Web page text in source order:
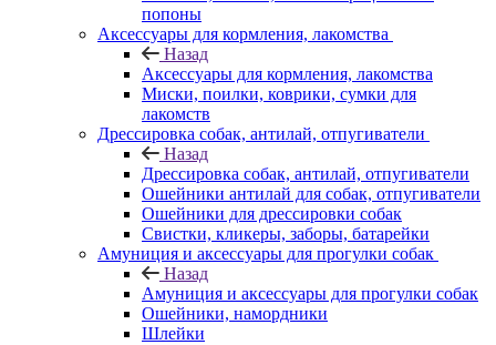
попоны
Аксессуары для кормления, лакомства
Назад
Аксессуары для кормления, лакомства
Миски, поилки, коврики, сумки для
лакомств
Дрессировка собак, антилай, отпугиватели
Назад
Дрессировка собак, антилай, отпугиватели
Ошейники антилай для собак, отпугиватели
Ошейники для дрессировки собак
Свистки, кликеры, заборы, батарейки
Амуниция и аксессуары для прогулки собак
Назад
Амуниция и аксессуары для прогулки собак
Ошейники, намордники
Шлейки